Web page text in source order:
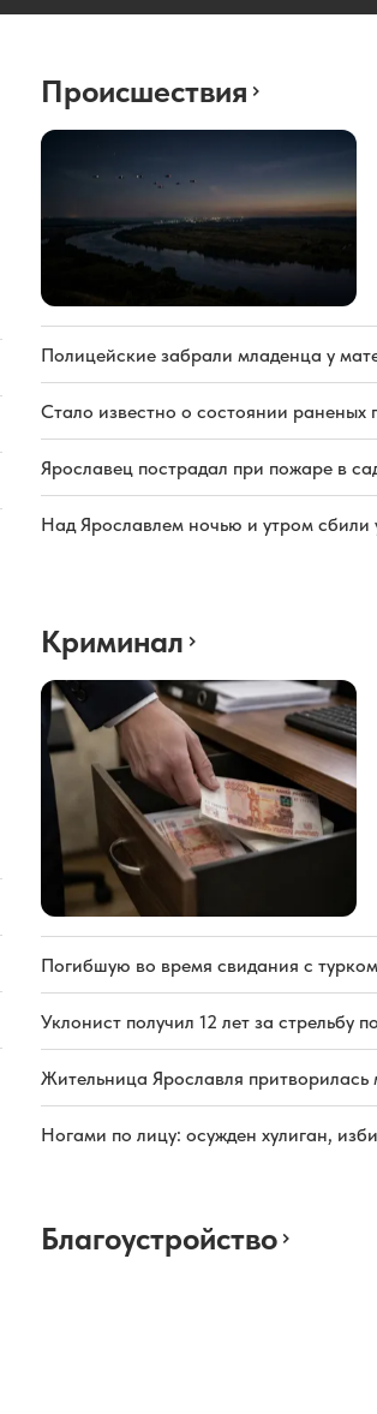
Происшествия
Полицейские забрали младенца у
Стало известно о состоянии
Ярославец пострадал при пожаре в
Над Ярославлем ночью и утром
Криминал
Погибшую во время свидания с
Уклонист получил 12 лет за стрельбу
Жительница Ярославля
Ногами по лицу: осужден хулиган,
Благоустройство